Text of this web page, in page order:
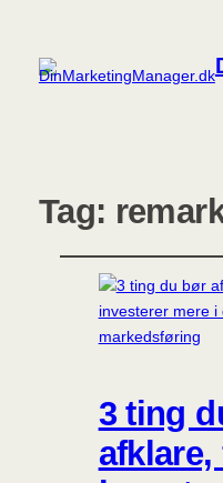
Tag:
3 ting